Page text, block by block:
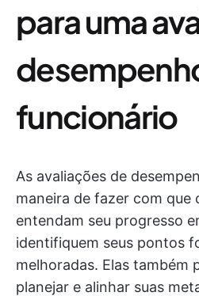
para uma
funcionário
As avaliações de
maneira de fazer com que
entendam seu progresso
identifiquem seus pontos
melhoradas. Elas também
planejar e alinhar suas